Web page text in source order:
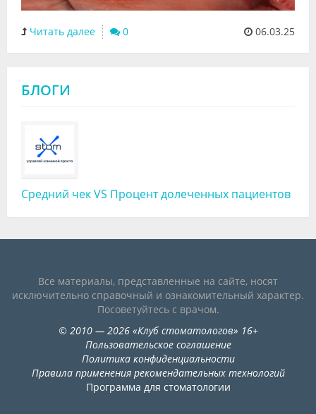
Читать далее 0 06.03.25
БЛОГИ
Средний чек VS Процент долеченных пациентов
Все материалы, представленные на сайте, носят
исключительно справочный и ознакомительный характер.
Посоветуйтесь с врачом.
© 2010— 2026«Клуб стоматологов» 16+
Пользовательское соглашение
Политика конфиденциальности
Правила применения рекомендательных технологий
Программа для стоматологии